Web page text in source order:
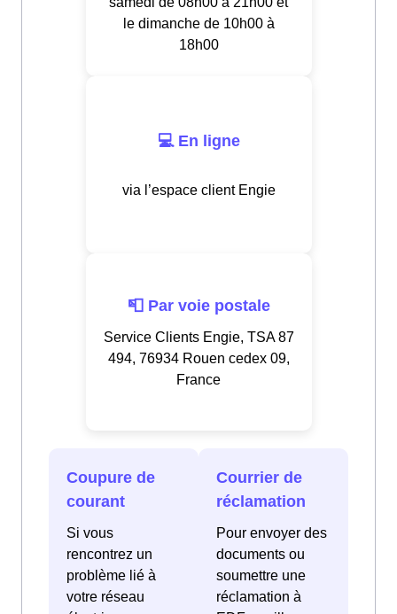
le dimanche de 10h00 à
18h00
💻 En ligne
via l’espace client Engie
📮 Par voie postale
Service Clients Engie, TSA 87
494, 76934 Rouen cedex 09,
France
Coupure de
courant
Si vous
rencontrez un
problème lié à
votre réseau
Courrier de
réclamation
Pour envoyer des
documents ou
soumettre une
réclamation à